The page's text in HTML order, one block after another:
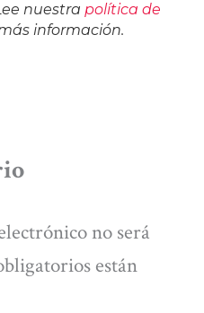
nuestra política de
información.
no será
están